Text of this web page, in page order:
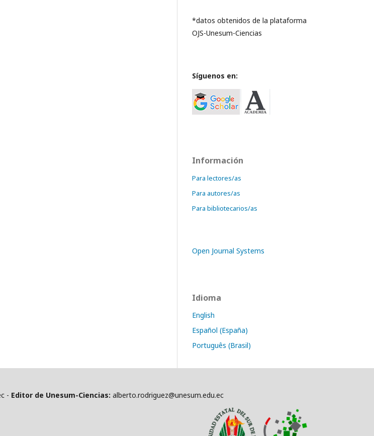
*datos obtenidos de la plataforma
OJS-Unesum-Ciencias
Síguenos en:
Información
Para lectores/as
Para autores/as
Para bibliotecarios/as
Open Journal Systems
Idioma
English
Español (España)
Português (Brasil)
- Editor de Unesum-Ciencias: alberto.rodriguez@unesum.edu.ec